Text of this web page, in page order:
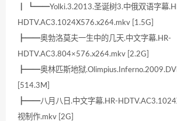
┃ ┗━━Yolki.3.2013.圣诞树3.中俄双语字幕
HDTV.AC3.1024X576.x264.mkv [1.5G]
┣━━奥勃洛莫夫一生中的几天.中文字幕.HR-
HDTV.AC3.804×576.x264.mkv [2.2G]
┣━━奥林匹斯地狱
[514.3M]
┣━━八月八日.中文字幕.HR-
视制作.mkv [2G]